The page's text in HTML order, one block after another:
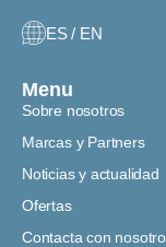
ES / EN
Menu
Sobre nosotros
Marcas y Partners
Noticias y actualidad
Ofertas
Contacta con